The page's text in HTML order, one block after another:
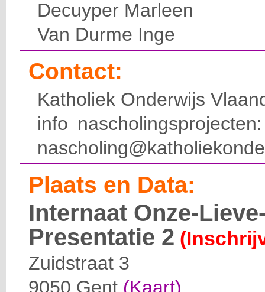
Decuyper Marleen
Van Durme Inge
Contact:
Katholiek Onderwijs
info
Plaats en Data:
Internaat Onze-
Presentatie 2
Zuidstraat 3
9050 Gent (Kaart)